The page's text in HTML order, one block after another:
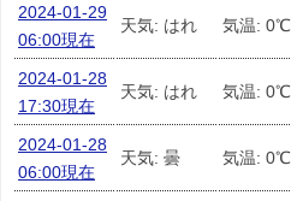
2024-01-29
06:00現在
天気: はれ 気温: 0℃
2024-01-28
17:30現在
天気: はれ 気温: 0℃
2024-01-28
06:00現在
天気: 曇 気温: 0℃